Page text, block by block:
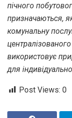
пічного
призначаються,
комунальну
використовує
для
Post Views: 0